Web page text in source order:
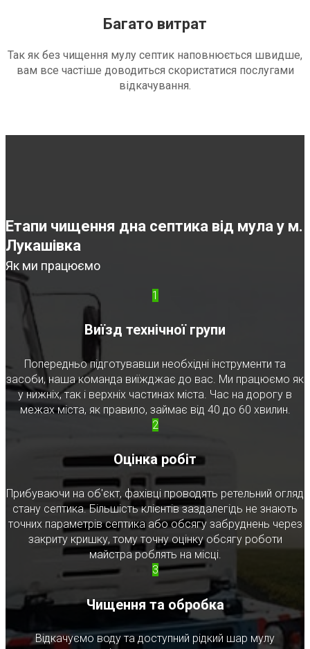
Багато витрат
Так як без чищення мулу септик наповнюється швидше,
вам все частіше доводиться скористатися послугами
відкачування.
Етапи чищення дна септика від мула у м.
Лукашівка
Як ми працюємо
1
Виїзд технічної групи
Попередньо підготувавши необхідні інструменти та
засоби, наша команда виїжджає до вас. Ми працюємо як
у нижніх, так і верхніх частинах міста. Час на дорогу в
межах міста, як правило, займає від 40 до 60 хвилин.
2
Оцінка робіт
Прибуваючи на об'єкт, фахівці проводять ретельний огляд
стану септика. Більшість клієнтів заздалегідь не знають
точних параметрів септика або обсягу забруднень через
закриту кришку, тому точну оцінку обсягу роботи
майстра роблять на місці.
3
Чищення та обробка
Відкачуємо воду та доступний рідкий шар мулу